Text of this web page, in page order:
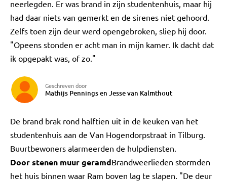
neerlegden. Er was brand in zijn studentenhuis, maar hij
had daar niets van gemerkt en de sirenes niet gehoord.
Zelfs toen zijn deur werd opengebroken, sliep hij door.
"Opeens stonden er acht man in mijn kamer. Ik dacht dat
ik opgepakt was, of zo."
Geschreven door
Mathijs Pennings en Jesse van Kalmthout
De brand brak rond halftien uit in de keuken van het
studentenhuis aan de Van Hogendorpstraat in Tilburg.
Buurtbewoners alarmeerden de hulpdiensten.
Door stenen muur geramdBrandweerlieden stormden
het huis binnen waar Ram boven lag te slapen. "De deur